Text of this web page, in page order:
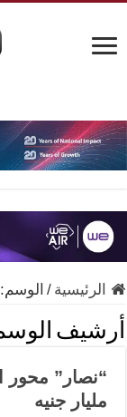
الرئيسية / الوسم:
أرشيف
“نصار” محور
مليار جنيه